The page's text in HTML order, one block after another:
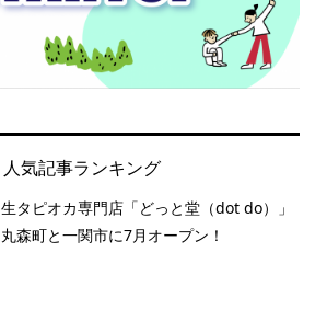
人気記事ランキング
生タピオカ専門店「どっと堂（dot do）」
丸森町と一関市に7月オープン！